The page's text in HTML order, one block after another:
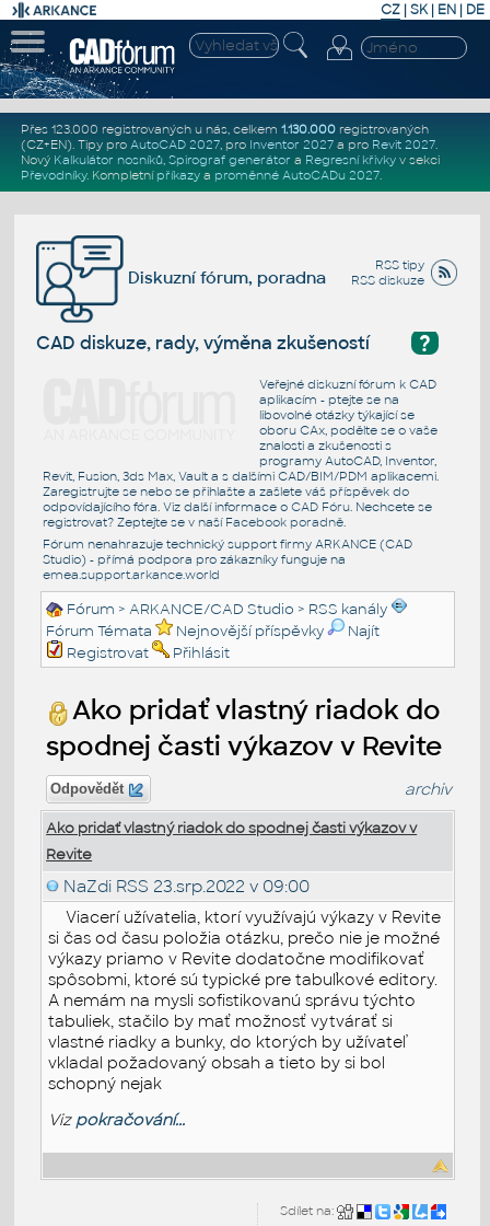
CZ | SK| EN | DE
Přes 123.000 registrovaných u nás, celkem 1.130.000registrovaných
(CZ+EN). Tipy pro AutoCAD 2027, pro Inventor 2027a pro Revit 2027.
Nový Kalkulátor nosníků, Spirograf generátor a Regresní křivkyv sekci
Převodníky. Kompletní příkazya proměnné AutoCADu 2027.
RSS tipy
RSS diskuze
Diskuzní fórum, poradna
?
CAD diskuze, rady, výměna zkušeností
Veřejné diskuzní fórum k CAD
aplikacím - ptejte se na
libovolné otázky týkající se
oboru CAx, podělte se o vaše
znalosti a zkušenosti s
programy AutoCAD, Inventor,
Revit, Fusion, 3ds Max, Vault a s dalšími CAD/BIM/PDM aplikacemi.
Zaregistrujte se nebo se přihlašte a zašlete váš příspěvek do
odpovídajícího fóra. Viz další informace o CAD Fóru. Nechcete se
registrovat? Zeptejte se v naší Facebook poradně.
Fórum nenahrazuje technický support firmy ARKANCE (CAD
Studio) - přímá podpora pro zákazníky funguje na
emea.support.arkance.world
Fórum >ARKANCE/CAD Studio > RSS kanály
Fórum Témata
Nejnovější příspěvky
Najít
Registrovat
Přihlásit
Ako pridať vlastný riadok do
spodnej časti výkazov v Revite
Odpovědět archiv
Ako pridať vlastný riadok do spodnej časti výkazov v
Revite
NaZdi RSS 23.srp.2022 v 09:00
Viacerí užívatelia, ktorí využívajú výkazy v Revite
si čas od času položia otázku, prečo nie je možné
výkazy priamo v Revite dodatočne modifikovať
spôsobmi, ktoré sú typické pre tabuľkové editory.
A nemám na mysli sofistikovanú správu týchto
tabuliek, stačilo by mať možnosť vytvárať si
vlastné riadky a bunky, do ktorých by užívateľ
vkladal požadovaný obsah a tieto by si bol
schopný nejak
Viz pokračování...
Sdílet na: